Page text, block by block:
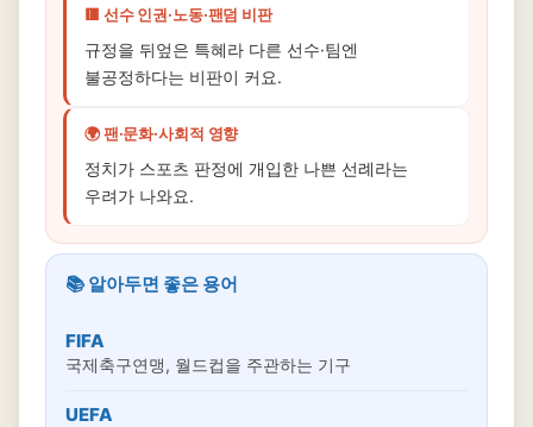
🟥 선수 인권·노동·팬덤 비판
규정을 뒤엎은 특혜라 다른 선수·팀엔
불공정하다는 비판이 커요.
🌍 팬·문화·사회적 영향
정치가 스포츠 판정에 개입한 나쁜 선례라는
우려가 나와요.
📚 알아두면 좋은 용어
FIFA
국제축구연맹, 월드컵을 주관하는 기구
UEFA